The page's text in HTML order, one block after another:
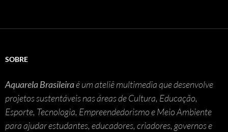
SOBRE
Aquarela Brasileiraé um ateliê multimedia que desenvolve
projetos sustentáveis nas áreas de Cultura, Educação,
Esporte, Tecnologia, Empreendedorismo e Meio Ambiente
para ajudar estudantes, educadores, criadores, governos e